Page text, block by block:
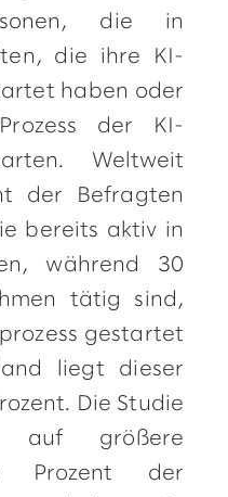
die in
die ihre KI-
haben oder
der KI-
Weltweit
der Befragten
bereits aktiv in
während 30
tätig sind,
gestartet
liegt dieser
Die Studie
auf größere
Prozent der